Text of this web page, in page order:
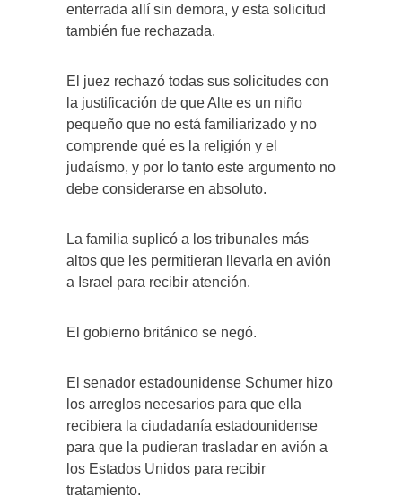
enterrada allí sin demora, y esta solicitud
también fue rechazada.
El juez rechazó todas sus solicitudes con
la justificación de que Alte es un niño
pequeño que no está familiarizado y no
comprende qué es la religión y el
judaísmo, y por lo tanto este argumento no
debe considerarse en absoluto.
La familia suplicó a los tribunales más
altos que les permitieran llevarla en avión
a Israel para recibir atención.
El gobierno británico se negó.
El senador estadounidense Schumer hizo
los arreglos necesarios para que ella
recibiera la ciudadanía estadounidense
para que la pudieran trasladar en avión a
los Estados Unidos para recibir
tratamiento.